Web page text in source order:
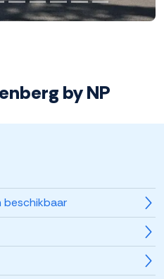
by NP
beschikbaar